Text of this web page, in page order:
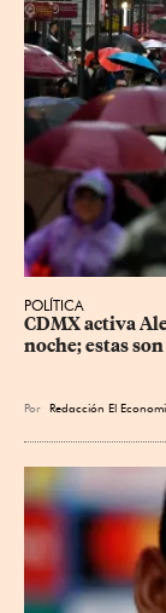
POLÍTICA
CDMX activa
noche; estas
Por Redacción El